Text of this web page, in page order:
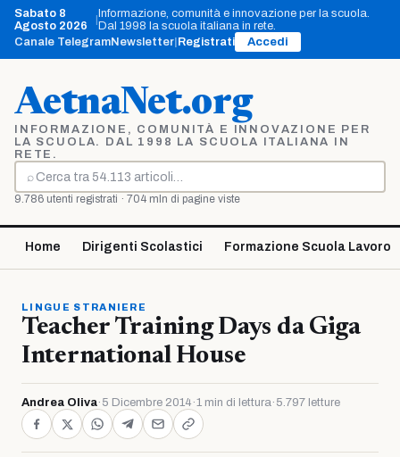
Vai
contenuto
Sabato 8
Agosto 2026
Informazione, comunità e innovazione per la scuola.
Dal 1998 la scuola italiana in rete.
Canale TelegramNewsletter Registrati Accedi
AetnaNet.org
INFORMAZIONE, COMUNITÀ E INNOVAZIONE PER
LA SCUOLA. DAL 1998 LA SCUOLA ITALIANA IN
RETE.
⌕
Cerca
9.786 utenti registrati · 704 mln di pagine viste
Home Dirigenti Scolastici Formazione Scuola Lavoro
LINGUE STRANIERE
Teacher Training Days da Giga
International House
Andrea Oliva· 5 Dicembre 2014 ·1 min di lettura· 5.797 letture